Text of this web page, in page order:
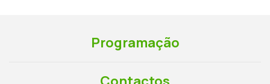
Programação